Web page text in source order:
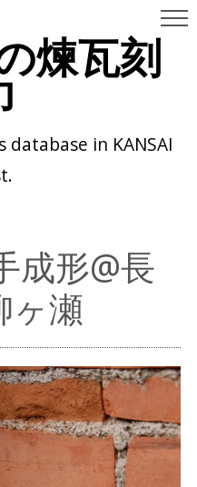
煉瓦刻
in KANSAI
成形@長
ヶ瀬